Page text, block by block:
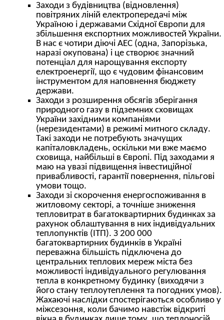
Заходи з будівництва (відновлення)
повітряних ліній електропередачі між
Україною і державами Східної Європи для
збільшення експортних можливостей України.
В нас є чотири діючі АЕС (одна, Запорізька,
наразі окупована) і це створює значний
потенціал для нарощування експорту
електроенергії, що є чудовим фінансовим
інструментом для наповнення бюджету
держави.
Заходи з розширення обсягів зберігання
природного газу в підземних сховищах
України західними компаніями
(нерезидентами) в режимі митного складу.
Такі заходи не потребують значущих
капіталовкладень, оскільки ми вже маємо
сховища, найбільші в Європі. Під заходами я
маю на увазі підвищення інвестиційної
привабливості, гарантії повернення, пільгові
умови тощо.
Заходи зі скорочення енергоспоживання в
житловому секторі, а точніше зниження
тепловитрат в багатоквартирних будинках за
рахунок облаштування в них індивідуальних
теплопунктів (ІТП). З 200 000
багатоквартирних будинків в Україні
переважна більшість підключена до
центральних теплових мереж міста без
можливості індивідуального регулювання
тепла в конкретному будинку (виходячи з
його стану теплоутеплення та погодних умов).
Жахаючі наслідки спостерігаються особливо у
міжсезоння, коли бачимо навстіж відкриті